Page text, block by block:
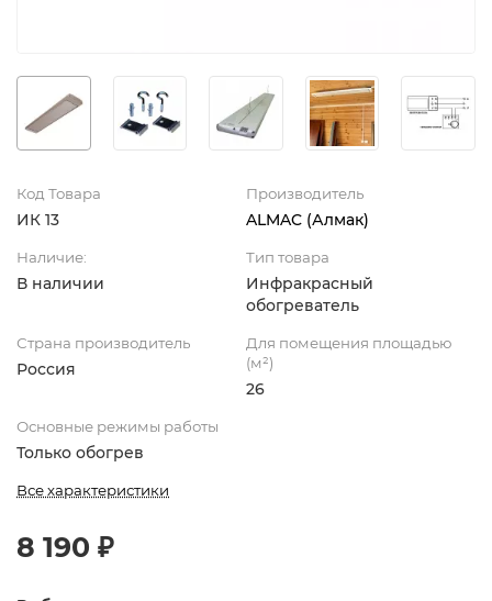
Код Товара
ИК 13
Производитель
ALMAC (Алмак)
Наличие:
В наличии
Тип товара
Инфракрасный
обогреватель
Страна производитель
Россия
Для помещения площадью
(м²)
26
Основные режимы работы
Только обогрев
Все характеристики
8 190 ₽